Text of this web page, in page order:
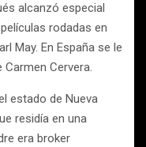
alcanzó especial
rodadas en
May. En España se le
Cervera.
estado de Nueva
residía en una
era broker